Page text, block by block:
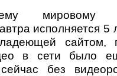
мировому
исполняется 5
сайтом,
в сети было
без